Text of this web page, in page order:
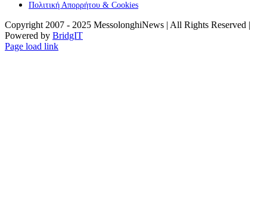
Πολιτική Απορρήτου & Cookies
Copyright 2007 - 2025 MessolonghiNews | All Rights Reserved |
Powered by BridgIT
YouTube
Facebook
Instagram
Page load link